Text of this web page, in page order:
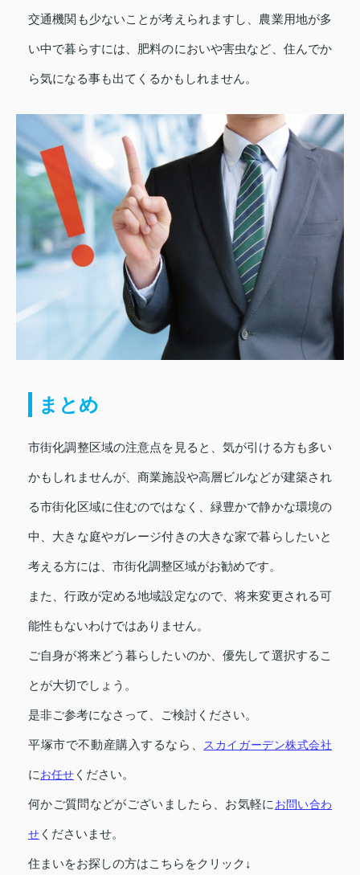
交通機関も少ないことが考えられますし、農業用地が多
い中で暮らすには、肥料のにおいや害虫など、住んでか
ら気になる事も出てくるかもしれません。
まとめ
市街化調整区域の注意点を見ると、気が引ける方も多い
かもしれませんが、商業施設や高層ビルなどが建築され
る市街化区域に住むのではなく、緑豊かで静かな環境の
中、大きな庭やガレージ付きの大きな家で暮らしたいと
考える方には、市街化調整区域がお勧めです。
また、行政が定める地域設定なので、将来変更される可
能性もないわけではありません。
ご自身が将来どう暮らしたいのか、優先して選択するこ
とが大切でしょう。
是非ご参考になさって、ご検討ください。
平塚市で不動産購入するなら、 スカイガーデン株式会社
にお任せ ください。
何かご質問などがございましたら、お気軽に お問い合わ
せ くださいませ。
住まいをお探しの方はこちらをクリック↓